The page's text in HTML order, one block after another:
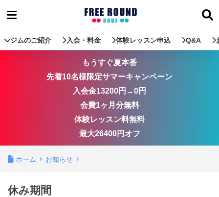
ジムのご紹介 入会・料金 体験レッスン申込 Q&A
もうすぐ夏本番
先着10名様限定サマーキャンペーン
入会金13200円→0円
会費1ヶ月分無料
体験レッスン料無料
最大26400円オフ
ホーム お知らせ
休み期間